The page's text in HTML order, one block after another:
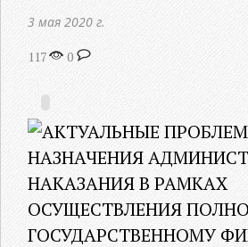
3 мая 2020 г.
117 0